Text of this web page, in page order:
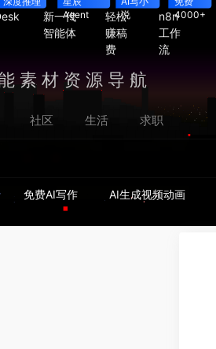
新一代
智能体
Agent
轻松
赚稿
费
说
n8n
工作
流
4000+
素材资源导航
社区 生活 求职
免费AI写作 AI生成视频动画